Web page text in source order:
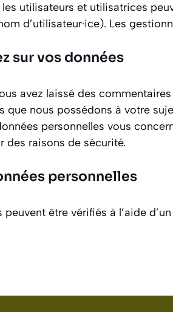
utilisateurs et utilisatrices
d’utilisateur·ice). Les
sur vos données
avez laissé des
que nous possédons à votre
personnelles vous
des raisons de sécurité.
personnelles
être vérifiés à l’aide